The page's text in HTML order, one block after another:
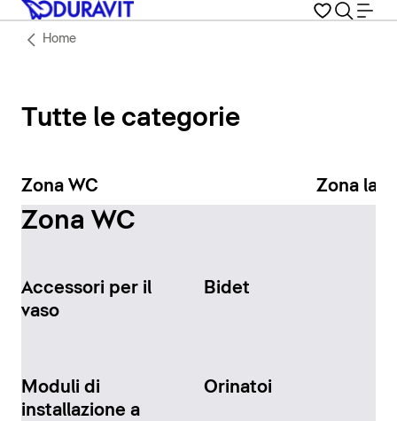
Home
Tutte le categorie
Zona WC Zona
Zona WC
Accessori per il
vaso
Bidet
Moduli di
installazione a
Orinatoi